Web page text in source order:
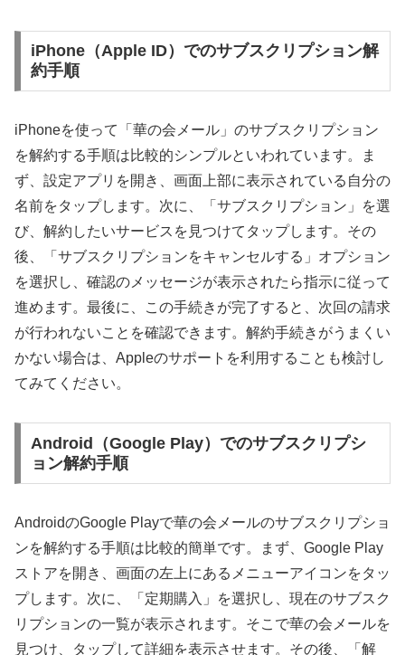
iPhone（Apple ID）でのサブスクリプション解
約手順
iPhoneを使って「華の会メール」のサブスクリプション
を解約する手順は比較的シンプルといわれています。ま
ず、設定アプリを開き、画面上部に表示されている自分の
名前をタップします。次に、「サブスクリプション」を選
び、解約したいサービスを見つけてタップします。その
後、「サブスクリプションをキャンセルする」オプション
を選択し、確認のメッセージが表示されたら指示に従って
進めます。最後に、この手続きが完了すると、次回の請求
が行われないことを確認できます。解約手続きがうまくい
かない場合は、Appleのサポートを利用することも検討し
てみてください。
Android（Google Play）でのサブスクリプシ
ョン解約手順
AndroidのGoogle Playで華の会メールのサブスクリプショ
ンを解約する手順は比較的簡単です。まず、Google Play
ストアを開き、画面の左上にあるメニューアイコンをタッ
プします。次に、「定期購入」を選択し、現在のサブスク
リプションの一覧が表示されます。そこで華の会メールを
見つけ、タップして詳細を表示させます。その後、「解